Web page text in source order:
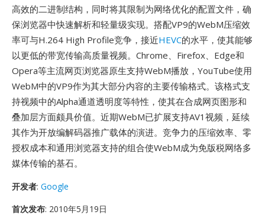
高效的二进制结构，同时将其限制为网络优化的配置文件，确
保浏览器中快速解析和轻量级实现。搭配VP9的WebM压缩效
率可与H.264 High Profile竞争，接近HEVC的水平，使其能够
以更低的带宽传输高质量视频。Chrome、Firefox、Edge和
Opera等主流网页浏览器原生支持WebM播放，YouTube使用
WebM中的VP9作为其大部分内容的主要传输格式。该格式支
持视频中的Alpha通道透明度等特性，使其在合成网页图形和
叠加层方面颇具价值。近期WebM已扩展支持AV1视频，延续
其作为开放编解码器推广载体的演进。竞争力的压缩效率、零
授权成本和通用浏览器支持的组合使WebM成为免版税网络多
媒体传输的基石。
开发者: Google
首次发布: 2010年5月19日